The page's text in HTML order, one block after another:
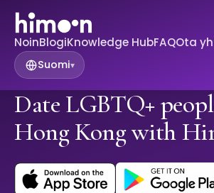
NoinBlogiKnowledge HubFAQOta
Suomi▾
Date LGBTQ+
Hong Kong with